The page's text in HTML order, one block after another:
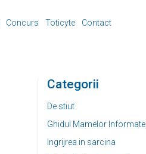
Concurs Toticyte Contact
Categorii
De stiut
Ghidul Mamelor Informate
Ingrijrea in sarcina